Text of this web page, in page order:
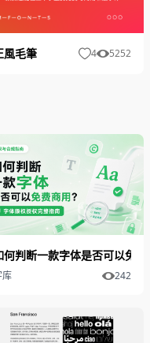
風毛筆 4 5252
，以专业字体赋能行
何判断一款字体是否可以免
库 242